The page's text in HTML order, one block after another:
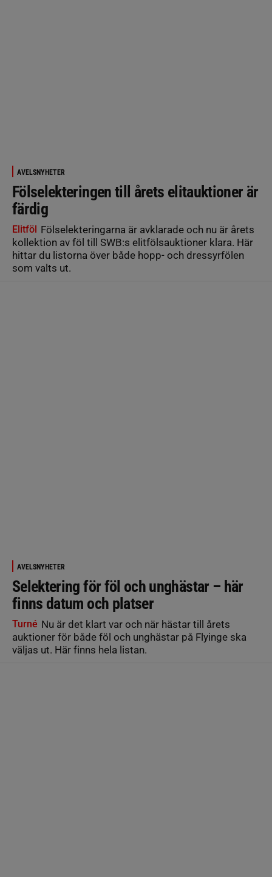
AVELSNYHETER
Fölselekteringen till årets elitauktioner är
färdig
Elitföl Fölselekteringarna är avklarade och nu är årets
kollektion av föl till SWB:s elitfölsauktioner klara. Här
hittar du listorna över både hopp- och dressyrfölen
som valts ut.
AVELSNYHETER
Selektering för föl och unghästar – här
finns datum och platser
Turné Nu är det klart var och när hästar till årets
auktioner för både föl och unghästar på Flyinge ska
väljas ut. Här finns hela listan.